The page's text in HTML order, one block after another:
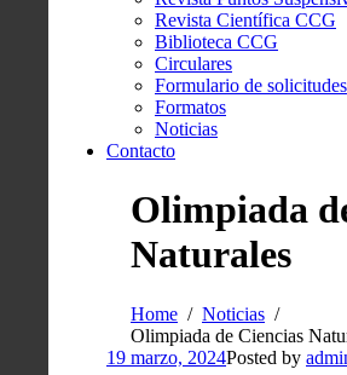
Revista Científica CCG
Biblioteca CCG
Circulares
Formulario de solicitudes
Formatos
Noticias
Contacto
Olimpiada
Naturales
Home
Noticias
Olimpiada de Ciencias
19 marzo, 2024Posted by